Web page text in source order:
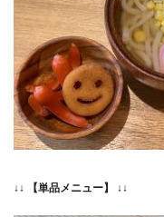
↓↓ 【単品メニュー】 ↓↓